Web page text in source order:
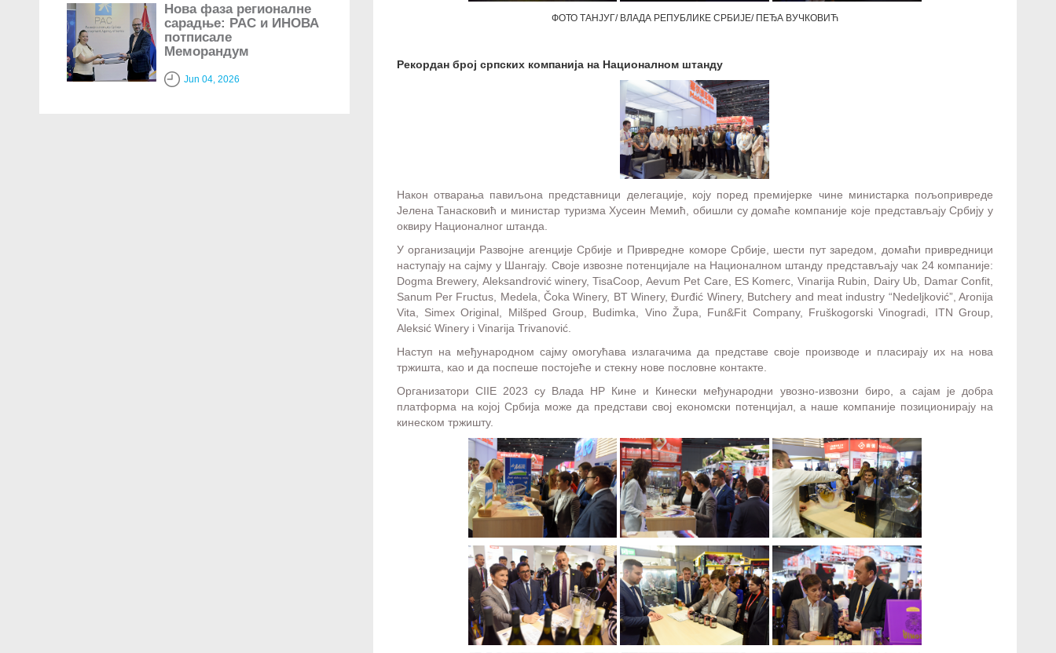
Нова фаза регионалне
сарадње: РАС и ИНОВА
потписале
Меморандум
Jun 04, 2026
ФОТО ТАНЈУГ/ ВЛАДА РЕПУБЛИКЕ СРБИЈЕ/ ПЕЂА ВУЧКОВИЋ
Рекордан број српских компанија на Националном штанду
Након отварања павиљона представници делегације, коју поред премијерке чине министарка пољопривреде
Јелена Танасковић и министар туризма Хусеин Мемић, обишли су домаће компаније које представљају Србију у
оквиру Националног штанда.
У организацији Развојне агенције Србије и Привредне коморе Србије, шести пут заредом, домаћи привредници
наступају на сајму у Шангају. Своје извозне потенцијале на Националном штанду представљају чак 24 компаније:
Dogma Brewery, Aleksandrović winery, TisaCoop, Aevum Pet Care, ES Komerc, Vinarija Rubin, Dairy Ub, Damar Confit,
Sanum Per Fructus, Medela, Čoka Winery, BT Winery, Đurđić Winery, Butchery and meat industry “Nedeljković”, Aronija
Vita, Simex Original, Milšped Group, Budimka, Vino Župa, Fun&Fit Company, Fruškogorski Vinogradi, ITN Group,
Aleksić Winery i Vinarija Trivanović.
Наступ на међународном сајму омогућава излагачима да представе своје производе и пласирају их на нова
тржишта, као и да поспеше постојеће и стекну нове пословне контакте.
Организатори CIIE 2023 су Влада НР Кине и Кинески међународни увозно-извозни биро, а сајам је добра
платформа на којој Србија може да представи свој економски потенцијал, а наше компаније позиционирају на
кинеском тржишту.